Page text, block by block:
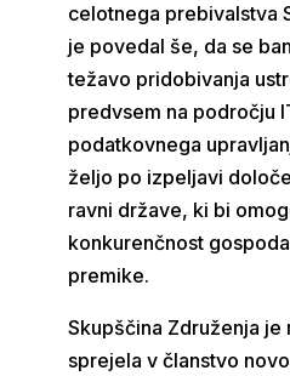
celotnega prebivalstva
je povedal še, da se
težavo pridobivanja
predvsem na področju
podatkovnega
željo po izpeljavi
ravni države, ki bi
konkurenčnost
premike.
Skupščina Združenja je
sprejela v članstvo